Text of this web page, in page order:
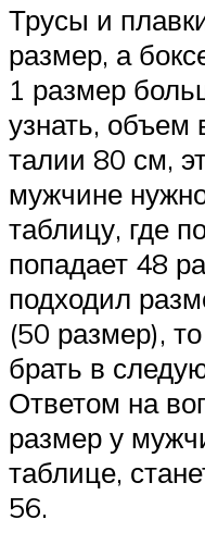
Трусы и
размер, а
1 размер
узнать, объем
талии 80 см,
мужчине
таблицу, где
попадает 48
подходил
(50 размер),
брать в
Ответом на
размер у
таблице,
56.